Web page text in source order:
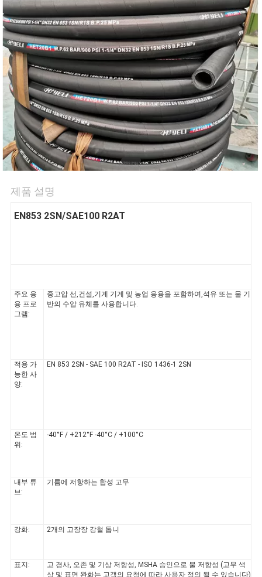
문
의
하
기
조
회
를
요
소
제품 설명
EN853 2SN/SAE100 R2AT
주요 응
용 프로
그램:
중고압 선,건설,기계 기계 및 농업 응용을 포함하여,석유 또는 물 기
반의 수압 유체를 사용합니다.
적용 가
능한 사
양:
EN 853 2SN - SAE 100 R2AT - ISO 1436-1 2SN
온도 범
위:
-40°F / +212°F -40°C / +100°C
내부 튜
브:
기름에 저항하는 합성 고무
강화: 2개의 고장장 강철 톱니
표지:
고 경사, 오존 및 기상 저항성, MSHA 승인으로 불 저항성 (고무 색
상 및 표면 완화는 고객의 요청에 따라 사용자 정의 될 수 있습니다)